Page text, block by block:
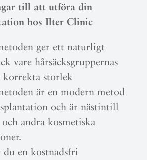
till att utföra din
hos Ilter Clinic
ger ett naturligt
vare hårsäcksgruppernas
korrekta storlek
är en modern metod
och är nästintill
andra kosmetiska
du en kostnadsfri